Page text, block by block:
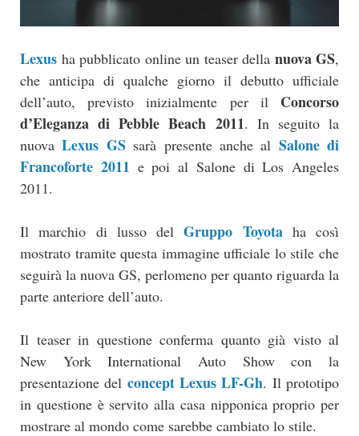
Lexus ha pubblicato online un teaser della nuova GS,
che anticipa di qualche giorno il debutto ufficiale
dell’auto, previsto inizialmente per il Concorso
d’Eleganza di Pebble Beach 2011. In seguito la
nuovaLexus GSsarà presente anche al Salone di
Francoforte 2011 e poi al Salone di Los Angeles
2011.
Il marchio di lusso delGruppo Toyotaha così
mostrato tramite questa immagine ufficiale lo stile che
seguirà la nuova GS, perlomeno per quanto riguarda la
parte anteriore dell’auto.
Il teaser in questione conferma quanto già visto al
New York International Auto Show con la
presentazione del concept Lexus LF-Gh. Il prototipo
in questione è servito alla casa nipponica proprio per
mostrare al mondo come sarebbe cambiato lo stile.